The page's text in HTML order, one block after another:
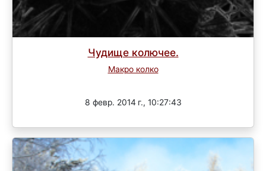
Чудище колючее.
Макро колко
8 февр. 2014 г., 10:27:43